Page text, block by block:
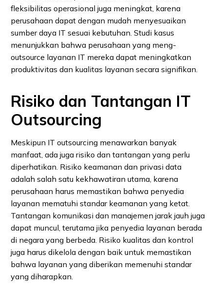
fleksibilitas operasional juga meningkat, karena
perusahaan dapat dengan mudah menyesuaikan
sumber daya IT sesuai kebutuhan. Studi kasus
menunjukkan bahwa perusahaan yang meng-
outsource layanan IT mereka dapat meningkatkan
produktivitas dan kualitas layanan secara signifikan.
Risiko dan Tantangan IT
Outsourcing
Meskipun IT outsourcing menawarkan banyak
manfaat, ada juga risiko dan tantangan yang perlu
diperhatikan. Risiko keamanan dan privasi data
adalah salah satu kekhawatiran utama, karena
perusahaan harus memastikan bahwa penyedia
layanan mematuhi standar keamanan yang ketat.
Tantangan komunikasi dan manajemen jarak jauh juga
dapat muncul, terutama jika penyedia layanan berada
di negara yang berbeda. Risiko kualitas dan kontrol
juga harus dikelola dengan baik untuk memastikan
bahwa layanan yang diberikan memenuhi standar
yang diharapkan.